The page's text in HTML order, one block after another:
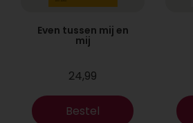
Even tussen mij en
mij
24,99
Bestel